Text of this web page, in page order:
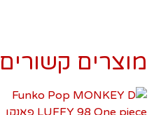
מוצרים קשורים